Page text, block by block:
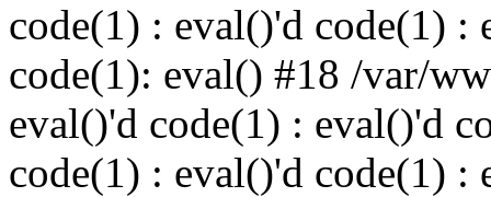
code(1) : eval()'d code(1) :
code(1): eval() #18 /var/
eval()'d code(1) : eval()'d
code(1) : eval()'d code(1) :